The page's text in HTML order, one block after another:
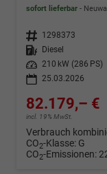
sofort lieferbar
Fahrzeugnr. 1298373
Kraftstoff
Diesel
Leistung
210 kW (286 PS)
25.03.2026
82.179,– €
incl. 19% MwSt.
Verbrauch
CO2-Klasse: G
CO2-Emissionen: